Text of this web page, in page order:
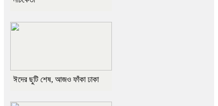
ঈদের ছুটি শেষ, আজও ফাঁকা ঢাকা